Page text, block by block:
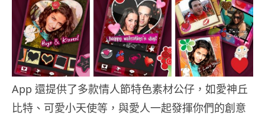
App 還提供了多款情人節特色素材公仔，如愛神丘
比特、可愛小天使等，與愛人一起發揮你們的創意